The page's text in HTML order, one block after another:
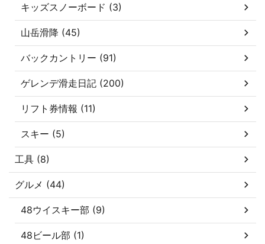
キッズスノーボード (3)
山岳滑降 (45)
バックカントリー (91)
ゲレンデ滑走日記 (200)
リフト券情報 (11)
スキー (5)
工具 (8)
グルメ (44)
48ウイスキー部 (9)
48ビール部 (1)